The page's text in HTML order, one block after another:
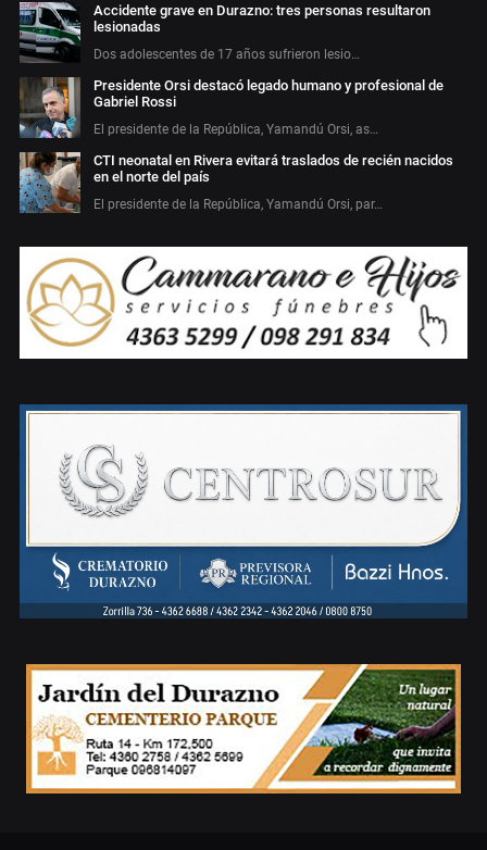
Accidente grave en Durazno: tres personas resultaron
lesionadas
Dos adolescentes de 17 años sufrieron lesio…
Presidente Orsi destacó legado humano y profesional de
Gabriel Rossi
El presidente de la República, Yamandú Orsi, as…
CTI neonatal en Rivera evitará traslados de recién nacidos
en el norte del país
El presidente de la República, Yamandú Orsi, par…